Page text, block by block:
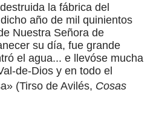
la fábrica del
año de mil quinientos
Nuestra Señora de
su día, fue grande
el agua... e llevóse mucha
de-Dios y en todo el
(Tirso de Avilés, Cosas